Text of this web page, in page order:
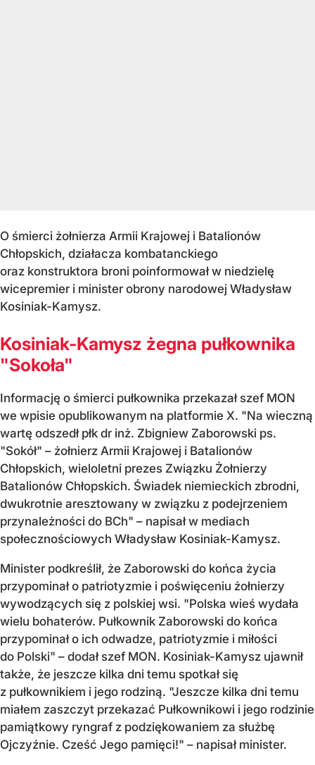
O śmierci żołnierza Armii Krajowej i Batalionów
Chłopskich, działacza kombatanckiego
oraz konstruktora broni poinformował w niedzielę
wicepremier i minister obrony narodowej Władysław
Kosiniak-Kamysz.
Kosiniak-Kamysz żegna pułkownika
"Sokoła"
Informację o śmierci pułkownika przekazał szef MON
we wpisie opublikowanym na platformie X. "Na wieczną
wartę odszedł płk dr inż. Zbigniew Zaborowski ps.
"Sokół" – żołnierz Armii Krajowej i Batalionów
Chłopskich, wieloletni prezes Związku Żołnierzy
Batalionów Chłopskich. Świadek niemieckich zbrodni,
dwukrotnie aresztowany w związku z podejrzeniem
przynależności do BCh" – napisał w mediach
społecznościowych Władysław Kosiniak-Kamysz.
Minister podkreślił, że Zaborowski do końca życia
przypominał o patriotyzmie i poświęceniu żołnierzy
wywodzących się z polskiej wsi. "Polska wieś wydała
wielu bohaterów. Pułkownik Zaborowski do końca
przypominał o ich odwadze, patriotyzmie i miłości
do Polski" – dodał szef MON. Kosiniak-Kamysz ujawnił
także, że jeszcze kilka dni temu spotkał się
z pułkownikiem i jego rodziną. "Jeszcze kilka dni temu
miałem zaszczyt przekazać Pułkownikowi i jego rodzinie
pamiątkowy ryngraf z podziękowaniem za służbę
Ojczyźnie. Cześć Jego pamięci!" – napisał minister.